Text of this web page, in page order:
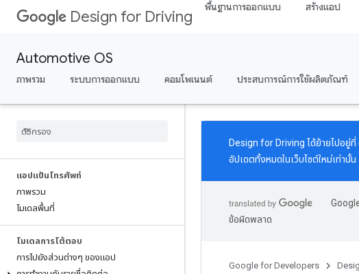
Design for Driving
พื้นฐานการออกแบบ สร้างแอป
Automotive OS
ภาพรวม ระบบการออกแบบ คอมโพเนนต์ ประสบการณ์การใช้ผลิตภัณฑ์
แอปแป้นโทรศัพท์
ภาพรวม
โมเดลพื้นที่
โมเดลการโต้ตอบ
การไปยังส่วนต่างๆ ของแอป
Design for Driving ได้ย้ายไปอยู่ที่
อัปเดตทั้งหมดในเว็บไซต์ใหม่เท่านั้น
ข้อผิดพลาด
Google for Developers